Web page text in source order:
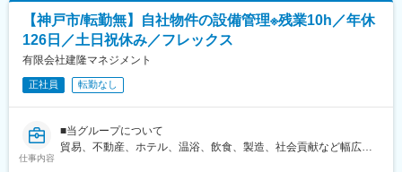
・BM業者の教育、指導
・設備修繕予算（年間、中長期）の履行確認、作成。
・電気及び空調用熱源について、供給会社との年間使用計画折
衝。
・テナント入退去時のインフラ設備機器の設計手配。指定業者業
務の確認。
・上記他所管ビルにおける電気設備点検時の手順書作成や実施管
理、
及びビル設備全般の更新又は改修計画の企画立案 等
【神戸市/転勤無】自社物件の設備管理※残業10h／年休
126日／土日祝休み／フレックス
有限会社建隆マネジメント
正社員 転勤なし
仕事内容
■当グループについて
貿易、不動産、ホテル、温浴、飲食、製造、社会貢献など幅広い